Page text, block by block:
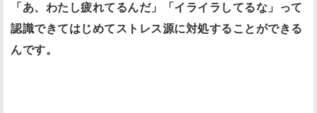
「あ、わたし疲れてるんだ」「イライラしてるな」って
認識できてはじめてストレス源に対処することができる
んです。